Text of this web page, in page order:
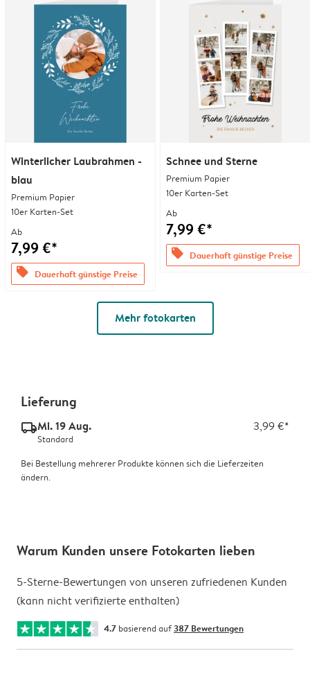
Winterlicher Laubrahmen -
blau
Premium Papier
10er Karten-Set
Ab
7,99 €*
offers Dauerhaft günstige Preise
Schnee und Sterne
Premium Papier
10er Karten-Set
Ab
7,99 €*
offers Dauerhaft günstige Preise
Mehr fotokarten
Lieferung
delivery_standard_v2Mi. 19 Aug. 3,99 €*
Standard
Bei Bestellung mehrerer Produkte können sich die Lieferzeiten
ändern.
Warum Kunden unsere Fotokarten lieben
5-Sterne-Bewertungen von unseren zufriedenen Kunden
(kann nicht verifizierte enthalten)
4.7 basierend auf387 Bewertungen